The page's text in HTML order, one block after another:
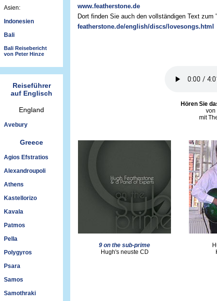
Asien:
Indonesien
Bali
Bali Reisebericht
von Peter Hinze
Reiseführer
auf Englisch
England
Avebury
Greece
Agios Efstratios
Alexandroupoli
Athens
Kastellorizo
Kavala
Patmos
Pella
Polygyros
Psara
Samos
Samothraki
www.featherstone.de
Dort finden Sie auch den vollständigen Text
featherstone.de/english/discs/lovesongs.html
Hören Sie
von
mit
9 on the sub-prime
Hugh's neuste CD